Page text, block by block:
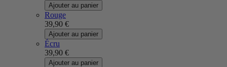
Ajouter au panier
Rouge
39,90 €
Ajouter au panier
Écru
39,90 €
Ajouter au panier